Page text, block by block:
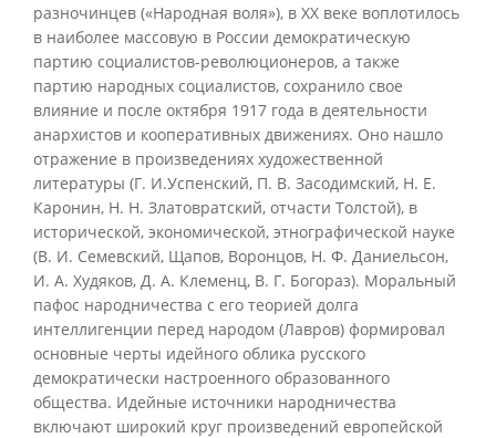
разночинцев («Народная воля»), в XX веке воплотилось
в наиболее массовую в России демократическую
партию социалистов-революционеров, а также
партию народных социалистов, сохранило свое
влияние и после октября 1917 года в деятельности
анархистов и кооперативных движениях. Оно нашло
отражение в произведениях художественной
литературы (Г. И.Успенский, П. В. Засодимский, Н. Е.
Каронин, Н. Н. Златовратский, отчасти Толстой), в
исторической, экономической, этнографической науке
(В. И. Семевский, Щапов, Воронцов, Н. Ф. Даниельсон,
И. А. Худяков, Д. А. Клеменц, В. Г. Богораз). Моральный
пафос народничества с его теорией долга
интеллигенции перед народом (Лавров) формировал
основные черты идейного облика русского
демократически настроенного образованного
общества. Идейные источники народничества
включают широкий круг произведений европейской